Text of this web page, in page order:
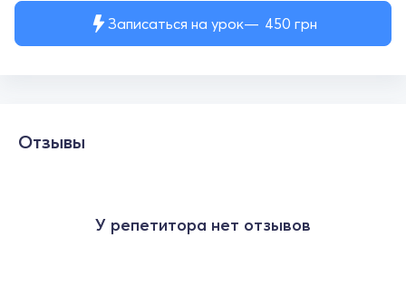
Записаться на урок 450 грн
Отзывы
У репетитора нет отзывов